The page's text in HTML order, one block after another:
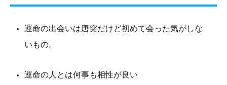
運命の出会いは唐突だけど初めて会った気がしな
いもの。
運命の人とは何事も相性が良い